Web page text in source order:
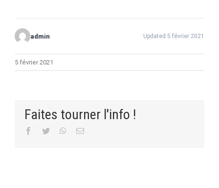
admin Updated 5 février 2021
5 février 2021
Faites tourner l'info !
Facebook
Twitter WhatsApp
Email